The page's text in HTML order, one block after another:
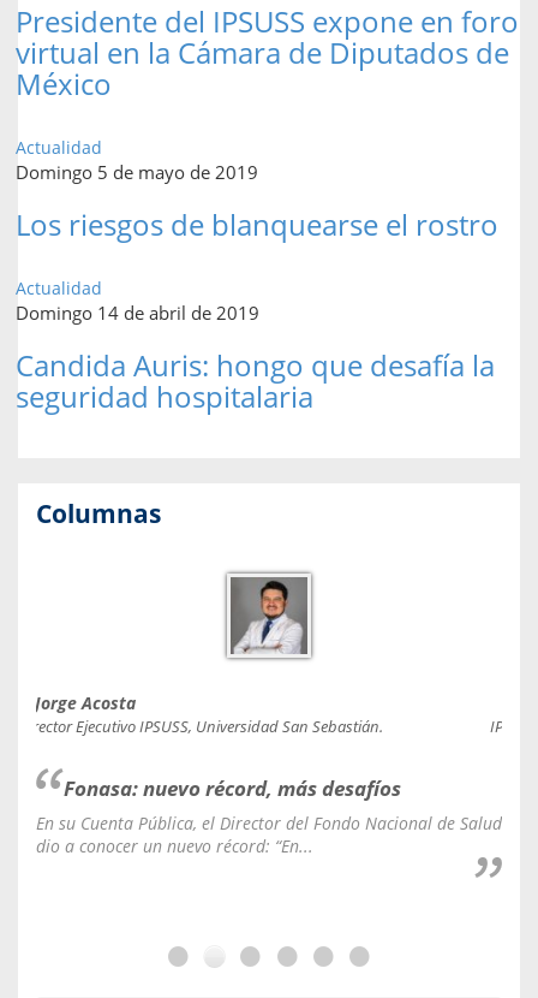
Presidente del IPSUSS expone en foro
virtual en la Cámara de Diputados de
México
Actualidad
Domingo 5 de mayo de 2019
Los riesgos de blanquearse el rostro
Actualidad
Domingo 14 de abril de 2019
Candida Auris: hongo que desafía la
seguridad hospitalaria
Columnas
Jorge Acosta
Director Ejecutivo IPSUSS, Universidad San Sebastián.
Fonasa: nuevo récord, más desafíos
En su Cuenta Pública, el Director del Fondo Nacional de Salud
dio a conocer un nuevo récord: “En...